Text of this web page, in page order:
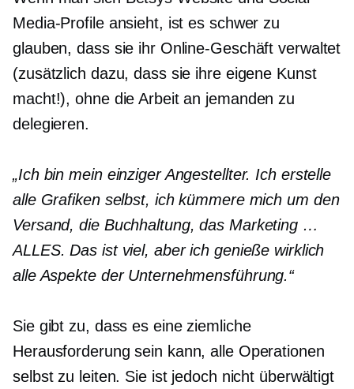
Media-Profile ansieht, ist es schwer zu
glauben, dass sie ihr Online-Geschäft verwaltet
(zusätzlich dazu, dass sie ihre eigene Kunst
macht!), ohne die Arbeit an jemanden zu
delegieren.
„Ich bin mein einziger Angestellter. Ich erstelle
alle Grafiken selbst, ich kümmere mich um den
Versand, die Buchhaltung, das Marketing …
ALLES. Das ist viel, aber ich genieße wirklich
alle Aspekte der Unternehmensführung.“
Sie gibt zu, dass es eine ziemliche
Herausforderung sein kann, alle Operationen
selbst zu leiten. Sie ist jedoch nicht überwältigt